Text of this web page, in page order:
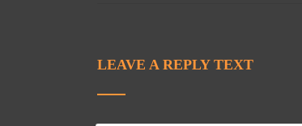
LEAVE A REPLY TEXT